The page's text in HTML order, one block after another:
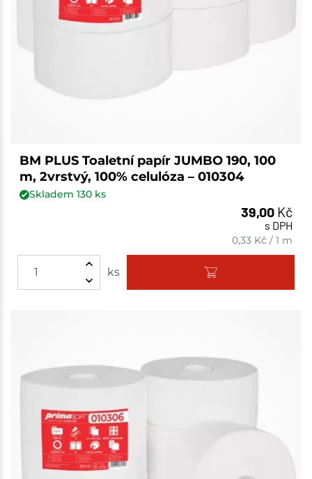
BM PLUS Toaletní papír JUMBO 190, 100
m, 2vrstvý, 100% celulóza – 010304
Skladem 130ks
39,00 Kč
s DPH
0,33 Kč /1 m
ks